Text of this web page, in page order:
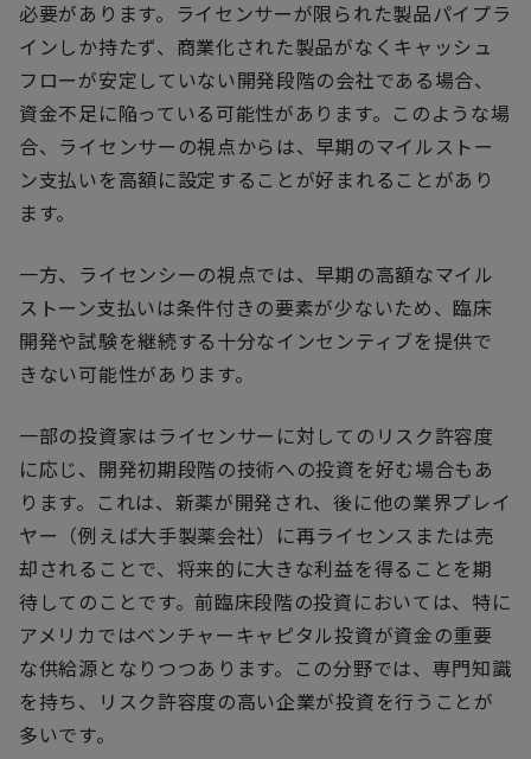
必要があります。ライセンサーが限られた製品パイプラ
インしか持たず、商業化された製品がなくキャッシュ
フローが安定していない開発段階の会社である場合、
資金不足に陥っている可能性があります。このような場
合、ライセンサーの視点からは、早期のマイルストー
ン支払いを高額に設定することが好まれることがあり
ます。
一方、ライセンシーの視点では、早期の高額なマイル
ストーン支払いは条件付きの要素が少ないため、臨床
開発や試験を継続する十分なインセンティブを提供で
きない可能性があります。
一部の投資家はライセンサーに対してのリスク許容度
に応じ、開発初期段階の技術への投資を好む場合もあ
ります。これは、新薬が開発され、後に他の業界プレイ
ヤー（例えば大手製薬会社）に再ライセンスまたは売
却されることで、将来的に大きな利益を得ることを期
待してのことです。前臨床段階の投資においては、特に
アメリカではベンチャーキャピタル投資が資金の重要
な供給源となりつつあります。この分野では、専門知識
を持ち、リスク許容度の高い企業が投資を行うことが
多いです。